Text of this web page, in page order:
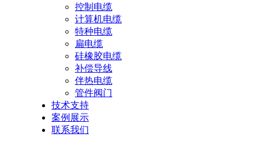
控制电缆
计算机电缆
特种电缆
扁电缆
硅橡胶电缆
补偿导线
伴热电缆
管件阀门
技术支持
案例展示
联系我们